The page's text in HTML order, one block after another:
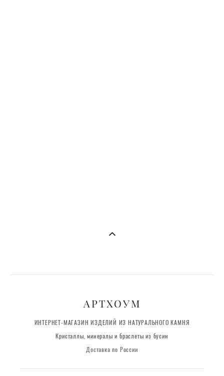
АРТХОУМ
ИНТЕРНЕТ-МАГАЗИН ИЗДЕЛИЙ ИЗ НАТУРАЛЬНОГО КАМНЯ
Кристаллы, минералы и браслеты из бусин
Доставка по России